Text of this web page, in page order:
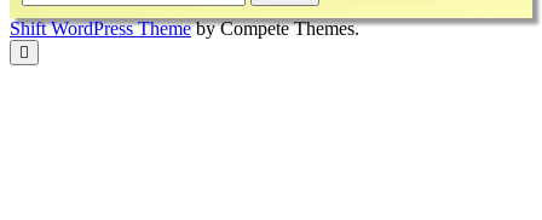
Shift WordPress Themeby Compete Themes.
Scroll
to